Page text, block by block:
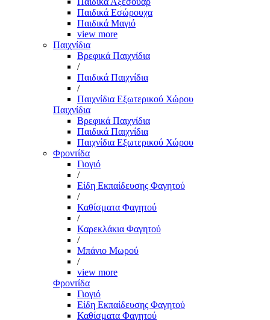
Παιδικά Εσώρουχα
Παιδικά Μαγιό
view more
Παιχνίδια
Βρεφικά Παιχνίδια
/
Παιδικά Παιχνίδια
/
Παιχνίδια Εξωτερικού Χώρου
Παιχνίδια
Βρεφικά Παιχνίδια
Παιδικά Παιχνίδια
Παιχνίδια Εξωτερικού Χώρου
Φροντίδα
Γιογιό
/
Είδη Εκπαίδευσης Φαγητού
/
Καθίσματα Φαγητού
/
Καρεκλάκια Φαγητού
/
Μπάνιο Μωρού
/
view more
Φροντίδα
Γιογιό
Είδη Εκπαίδευσης Φαγητού
Καθίσματα Φαγητού